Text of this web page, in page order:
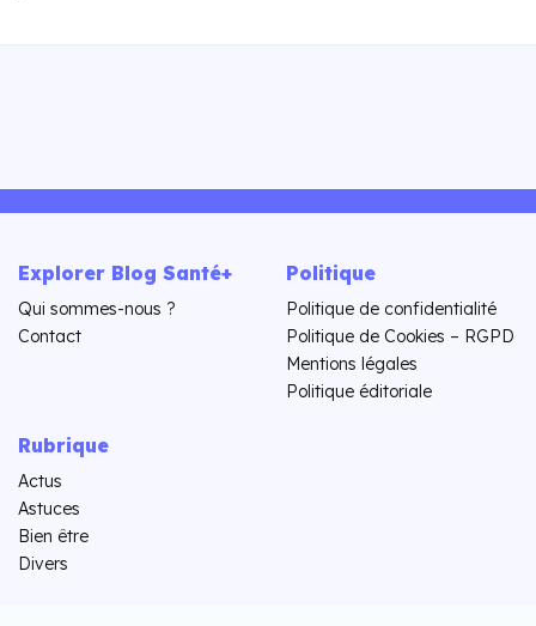
Explorer Blog Santé+
Qui sommes-nous ?
Contact
Politique
Politique de confidentialité
Politique de Cookies – RGPD
Mentions légales
Politique éditoriale
Rubrique
Actus
Astuces
Bien être
Divers